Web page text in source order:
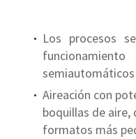
Los procesos
Aireación con
boquillas de aire,
formatos más